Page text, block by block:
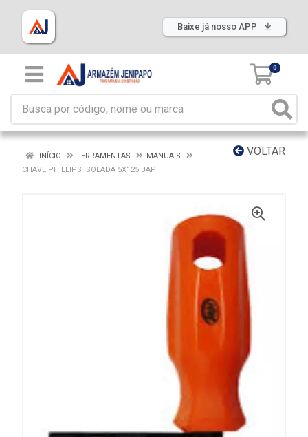
Baixe já nosso APP
0
VOLTAR
INÍCIO FERRAMENTAS
MANUAIS
CHAVE PHILLIPS ISOLADA 5X125 JAPI